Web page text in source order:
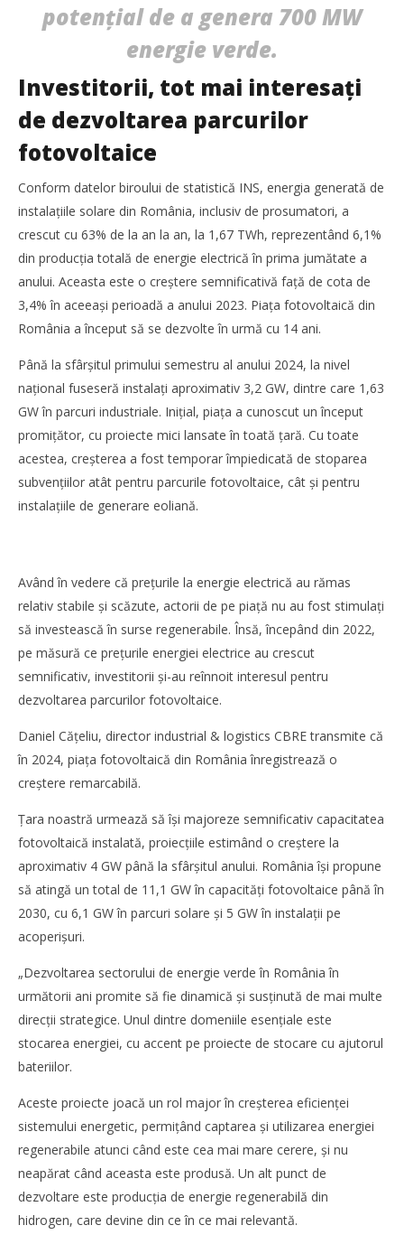
Noua conexiune ferry Batumi–Constanța susține
dezvoltarea transportului de marfă în regiunea Mării
Florescu
Cushman & Wakefield Echinox: Cererea de spații
industriale și logistice din România a crescut cu 11% în
S1
Bianca
Florescu
SAMEDAY a finalizat tranzacția de achiziție a Cargus
Bianca
WDP își consolidează prezența pe piața europeană și
potenţial de a genera 700 MW
energie verde.
Investitorii, tot mai interesaţi
de dezvoltarea parcurilor
fotovoltaice
Conform datelor biroului de statistică INS, energia generată de
instalaţiile solare din România, inclusiv de prosumatori, a
crescut cu 63% de la an la an, la 1,67 TWh, reprezentând 6,1%
din producţia totală de energie electrică în prima jumătate a
anului. Aceasta este o creștere semnificativă faţă de cota de
3,4% în aceeași perioadă a anului 2023. Piaţa fotovoltaică din
România a început să se dezvolte în urmă cu 14 ani.
Până la sfârșitul primului semestru al anului 2024, la nivel
naţional fuseseră instalaţi aproximativ 3,2 GW, dintre care 1,63
GW în parcuri industriale. Iniţial, piaţa a cunoscut un început
promiţător, cu proiecte mici lansate în toată ţară. Cu toate
acestea, creșterea a fost temporar împiedicată de stoparea
subvenţiilor atât pentru parcurile fotovoltaice, cât și pentru
instalaţiile de generare eoliană.
Având în vedere că preţurile la energie electrică au rămas
relativ stabile și scăzute, actorii de pe piaţă nu au fost stimulaţi
să investească în surse regenerabile. Însă, începând din 2022,
pe măsură ce preţurile energiei electrice au crescut
semnificativ, investitorii și-au reînnoit interesul pentru
dezvoltarea parcurilor fotovoltaice.
Daniel Căţeliu, director industrial & logistics CBRE transmite că
în 2024, piaţa fotovoltaică din România înregistrează o
creștere remarcabilă.
Ţara noastră urmează să își majoreze semnificativ capacitatea
fotovoltaică instalată, proiecţiile estimând o creștere la
aproximativ 4 GW până la sfârșitul anului. România își propune
să atingă un total de 11,1 GW în capacităţi fotovoltaice până în
2030, cu 6,1 GW în parcuri solare și 5 GW în instalaţii pe
acoperișuri.
„Dezvoltarea sectorului de energie verde în România în
următorii ani promite să fie dinamică și susţinută de mai multe
direcţii strategice. Unul dintre domeniile esenţiale este
stocarea energiei, cu accent pe proiecte de stocare cu ajutorul
bateriilor.
Aceste proiecte joacă un rol major în creșterea eficienţei
sistemului energetic, permiţând captarea și utilizarea energiei
regenerabile atunci când este cea mai mare cerere, și nu
neapărat când aceasta este produsă. Un alt punct de
dezvoltare este producţia de energie regenerabilă din
hidrogen, care devine din ce în ce mai relevantă.